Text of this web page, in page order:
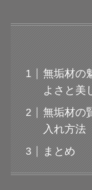
無垢材の
よさと美
無垢材の
入れ方法
まとめ